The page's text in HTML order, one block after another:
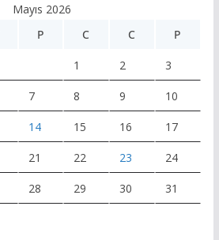
Mayıs 2026
P C C P
1 2 3
7 8 9 10
14 15 16 17
21 22 23 24
28 29 30 31